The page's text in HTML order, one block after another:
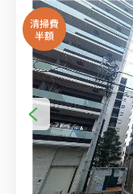
清掃費
半額